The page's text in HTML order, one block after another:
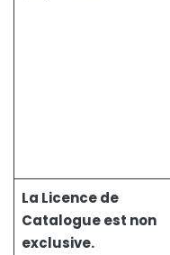
La Licence de
Catalogue est non
exclusive.